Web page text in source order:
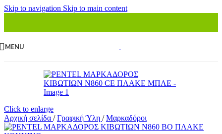
Skip to navigation Skip to main content
MENU
Click to enlarge
Αρχική σελίδα / Γραφική Ύλη / Μαρκαδόροι